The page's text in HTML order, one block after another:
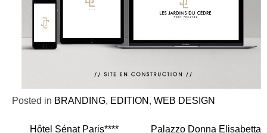
Posted in BRANDING, EDITION , WEB DESIGN
Hôtel Sénat Paris**** Palazzo Donna Elisabetta